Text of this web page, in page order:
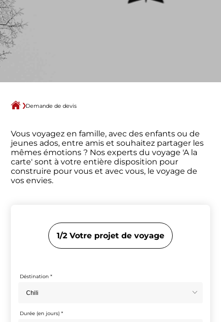
Demande de devis
Vous voyagez en famille, avec des enfants ou de
jeunes ados, entre amis et souhaitez partager les
mêmes émotions ? Nos experts du voyage 'A la
carte' sont à votre entière disposition pour
construire pour vous et avec vous, le voyage de
vos envies.
1/2 Votre projet de voyage